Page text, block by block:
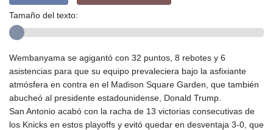
Tamaño del texto:
Wembanyama se agigantó con 32 puntos, 8 rebotes y 6
asistencias para que su equipo prevaleciera bajo la asfixiante
atmósfera en contra en el Madison Square Garden, que también
abucheó al presidente estadounidense, Donald Trump.
San Antonio acabó con la racha de 13 victorias consecutivas de
los Knicks en estos playoffs y evitó quedar en desventaja 3-0, que